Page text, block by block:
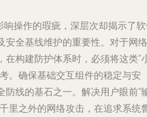
响操作的瑕疵，深层次却揭示了
安全基线维护的重要性。对于网络
构建防护体系时，必须将这类“
。确保基础交互组件的稳定与安
线的基石之一。解决用户眼前“
里之外的网络攻击，在追求系统